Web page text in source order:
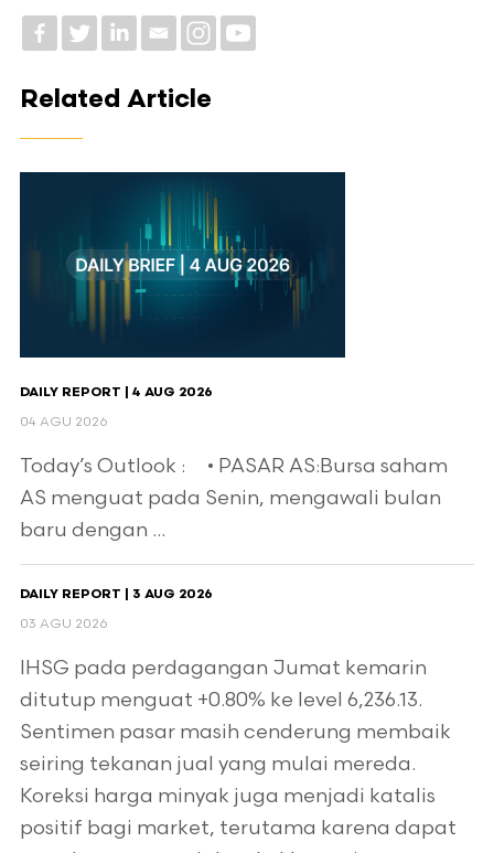
Related Article
DAILY REPORT | 4 AUG 2026
04 AGU 2026
Today’s Outlook : • PASAR AS:Bursa saham
AS menguat pada Senin, mengawali bulan
baru dengan ...
DAILY REPORT | 3 AUG 2026
03 AGU 2026
IHSG pada perdagangan Jumat kemarin
ditutup menguat +0.80% ke level 6,236.13.
Sentimen pasar masih cenderung membaik
seiring tekanan jual yang mulai mereda.
Koreksi harga minyak juga menjadi katalis
positif bagi market, terutama karena dapat